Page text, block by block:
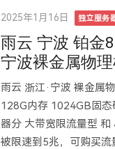
Posted
on
2025年1月16日 独立服务
雨云 宁波 铂金
宁波裸金属物
雨云 浙江·宁波 裸金属
128G内存 1024GB固
器分 大带宽限流量型
被限速到5兆，可购买